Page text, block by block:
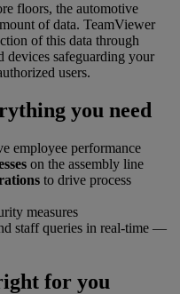
floors, the automotive
of data. TeamViewer
of this data through
devices safeguarding your
users.
you need
employee performance
on the assembly line
to drive process
measures
staff queries in real-time —
for you